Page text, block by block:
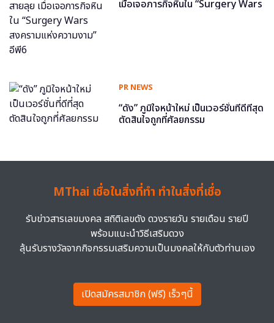
เมื่อเจอภารกิจหินใน “Surgery Wars
PR NEWS
“ดัง” ภูมิใจหน้าใหม่ เป็นเวอร์ชั่นที่ดีที่สุด
ตัดสินใจถูกที่ศัลยกรรม
MThai เชื่อในสิ่งที่ทำ ทำในสิ่งที่เชื่อ
รับข่าวสารเลขมงคล สถิติเลขดัง ดวงรายวัน รายเดือน รายปี
พร้อมแนะนำวิธีเสริมดวง
ลุ้นรับรางวัลจากกิจกรรมเสริมความเป็นมงคลให้กับตัวท่านเอง
เปิดสมัครสมาชิก (ฟรี) เร็วๆนี้